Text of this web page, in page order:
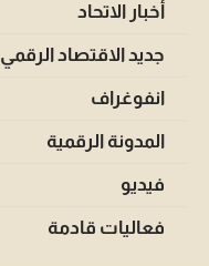
أخبار الاتحاد
جديد الاقتصاد الرقمي
انفوغراف
المدونة الرقمية
فيديو
فعاليات قادمة